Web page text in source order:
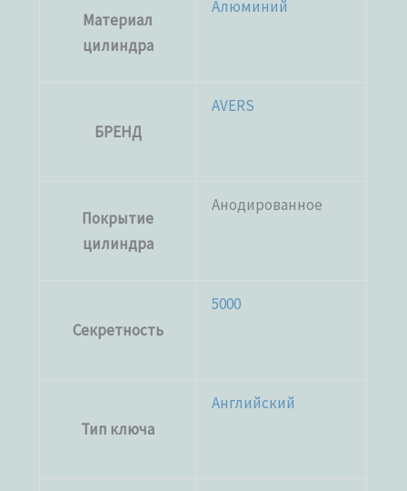
Материал
цилиндра
Алюминий
БРЕНД
AVERS
Покрытие
цилиндра
Анодированное
Секретность
5000
Тип ключа
Английский